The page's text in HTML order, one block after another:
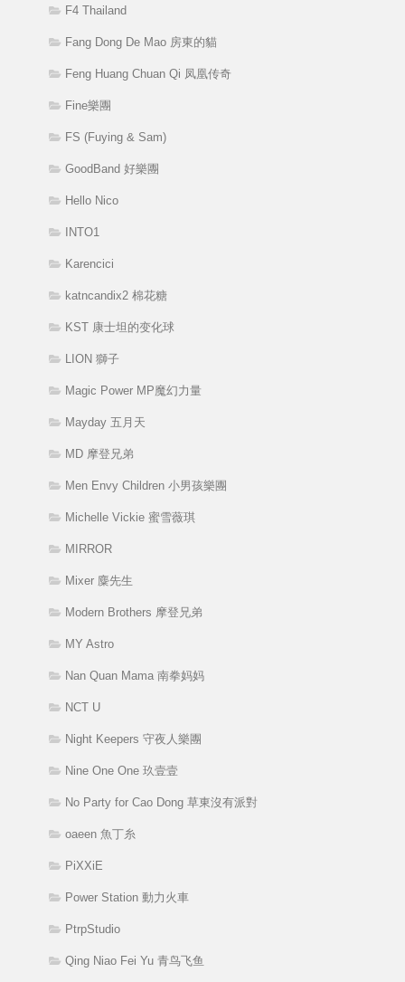
F4 Thailand
Fang Dong De Mao 房東的貓
Feng Huang Chuan Qi 凤凰传奇
Fine樂團
FS (Fuying & Sam)
GoodBand 好樂團
Hello Nico
INTO1
Karencici
katncandix2 棉花糖
KST 康士坦的变化球
LION 獅子
Magic Power MP魔幻力量
Mayday 五月天
MD 摩登兄弟
Men Envy Children 小男孩樂團
Michelle Vickie 蜜雪薇琪
MIRROR
Mixer 麋先生
Modern Brothers 摩登兄弟
MY Astro
Nan Quan Mama 南拳妈妈
NCT U
Night Keepers 守夜人樂團
Nine One One 玖壹壹
No Party for Cao Dong 草東沒有派對
oaeen 魚丁糸
PiXXiE
Power Station 動力火車
PtrpStudio
Qing Niao Fei Yu 青鸟飞鱼